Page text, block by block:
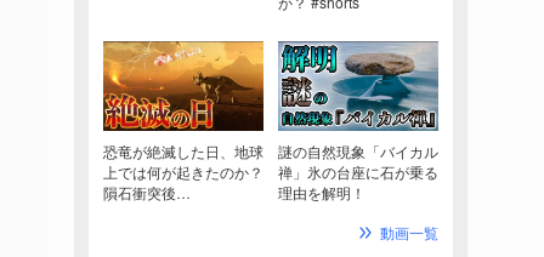
恐竜が絶滅した日、地球
上では何が起きたのか？
隕石衝突後…
謎の自然現象「バイカル
禅」氷の台座に石が乗る
理由を解明！
動画一覧